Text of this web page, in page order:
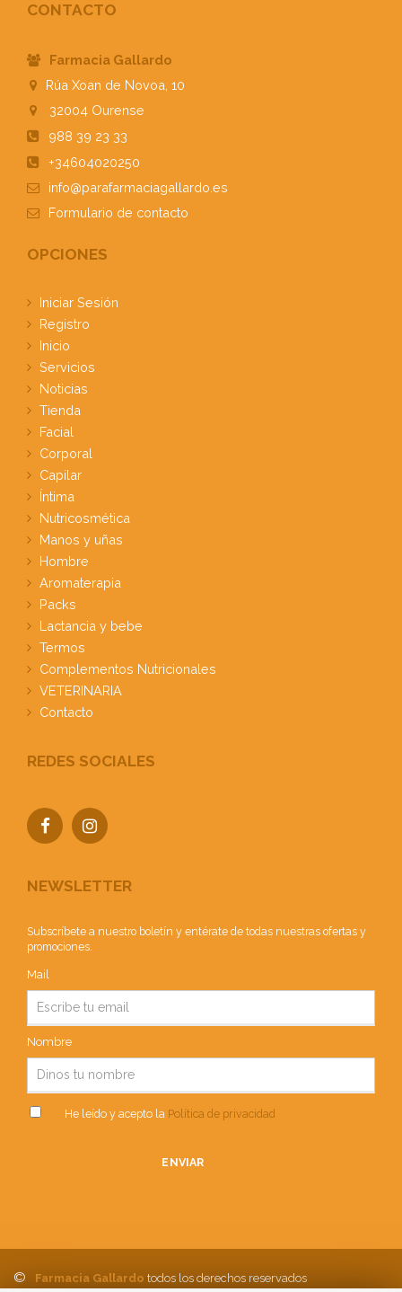
CONTACTO
Farmacia Gallardo
Rúa Xoan de Novoa, 10
32004 Ourense
988 39 23 33
+34604020250
info@parafarmaciagallardo.es
Formulario de contacto
OPCIONES
Iniciar Sesión
Registro
Inicio
Servicios
Noticias
Tienda
Facial
Corporal
Capilar
Íntima
Nutricosmética
Manos y uñas
Hombre
Aromaterapia
Packs
Lactancia y bebe
Termos
Complementos Nutricionales
VETERINARIA
Contacto
REDES SOCIALES
NEWSLETTER
Subscríbete a nuestro boletín y entérate de todas nuestras ofertas y
promociones.
Mail
Nombre
He leído y acepto la Política de privacidad
ENVIAR
© Farmacia Gallardo todos los derechos reservados